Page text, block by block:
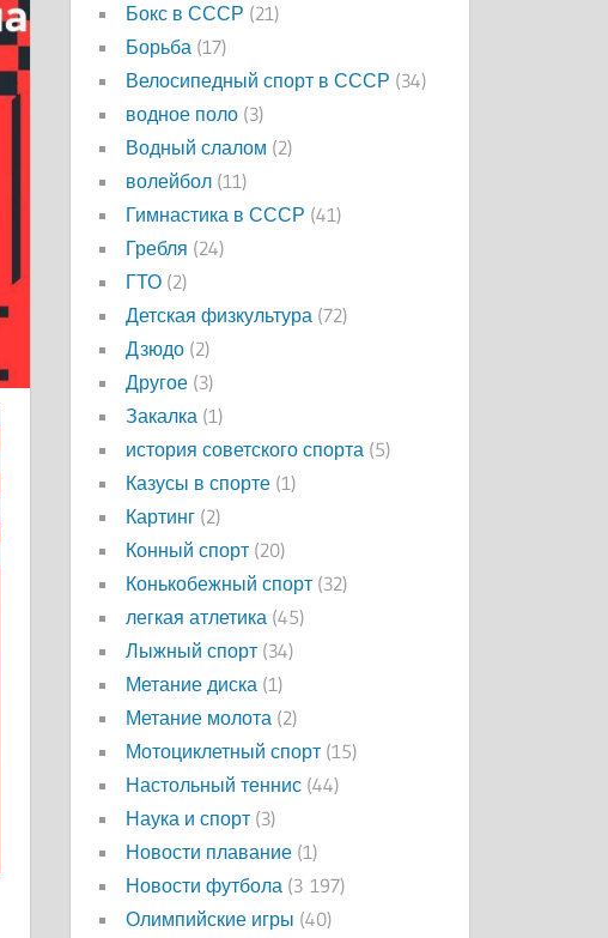
Бокс в СССР (21)
Борьба (17)
Велосипедный спорт в СССР (34)
водное поло (3)
Водный слалом (2)
волейбол (11)
Гимнастика в СССР (41)
Гребля (24)
ГТО (2)
Детская физкультура (72)
Дзюдо (2)
Другое (3)
Закалка (1)
история советского спорта (5)
Казусы в спорте (1)
Картинг (2)
Конный спорт (20)
Конькобежный спорт (32)
легкая атлетика (45)
Лыжный спорт (34)
Метание диска (1)
Метание молота (2)
Мотоциклетный спорт (15)
Настольный теннис (44)
Наука и спорт (3)
Новости плавание (1)
Новости футбола (3 197)
Олимпийские игры (40)